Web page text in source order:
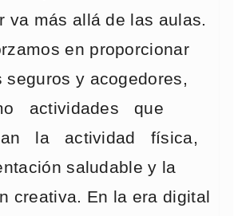
va más allá de las aulas.
en proporcionar
seguros y acogedores,
actividades que
la actividad física,
saludable y la
creativa. En la era digital